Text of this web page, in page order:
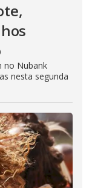
no Nubank
nesta segunda